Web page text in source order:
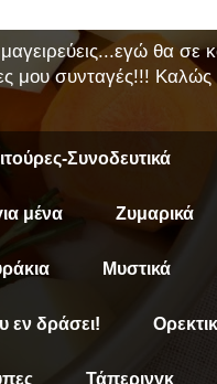
μαγειρεύεις...εγώ θα
μου συνταγές!!! Καλώς
Συνοδευτικά
μένα Ζυμαρικά
Μυστικά
εν δράσει!
Τάπερινγκ